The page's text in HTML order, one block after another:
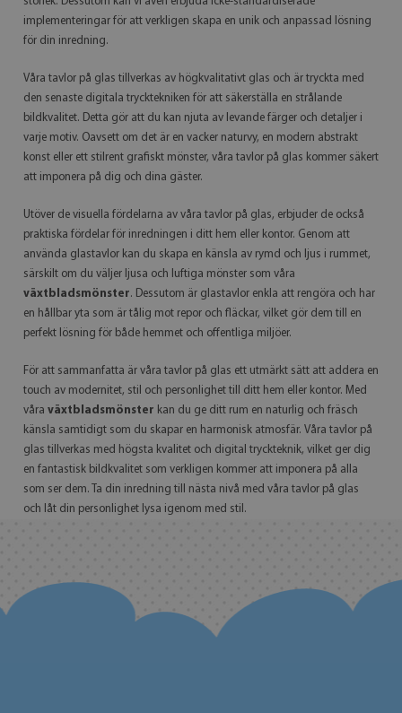
implementeringar för att verkligen skapa en unik och anpassad lösning
för din inredning.
Våra tavlor på glas tillverkas av högkvalitativt glas och är tryckta med
den senaste digitala trycktekniken för att säkerställa en strålande
bildkvalitet. Detta gör att du kan njuta av levande färger och detaljer i
varje motiv. Oavsett om det är en vacker naturvy, en modern abstrakt
konst eller ett stilrent grafiskt mönster, våra tavlor på glas kommer säkert
att imponera på dig och dina gäster.
Utöver de visuella fördelarna av våra tavlor på glas, erbjuder de också
praktiska fördelar för inredningen i ditt hem eller kontor. Genom att
använda glastavlor kan du skapa en känsla av rymd och ljus i rummet,
särskilt om du väljer ljusa och luftiga mönster som våra
växtbladsmönster. Dessutom är glastavlor enkla att rengöra och har
en hållbar yta som är tålig mot repor och fläckar, vilket gör dem till en
perfekt lösning för både hemmet och offentliga miljöer.
För att sammanfatta är våra tavlor på glas ett utmärkt sätt att addera en
touch av modernitet, stil och personlighet till ditt hem eller kontor. Med
våra växtbladsmönster kan du ge ditt rum en naturlig och fräsch
känsla samtidigt som du skapar en harmonisk atmosfär. Våra tavlor på
glas tillverkas med högsta kvalitet och digital tryckteknik, vilket ger dig
en fantastisk bildkvalitet som verkligen kommer att imponera på alla
som ser dem. Ta din inredning till nästa nivå med våra tavlor på glas
och låt din personlighet lysa igenom med stil.